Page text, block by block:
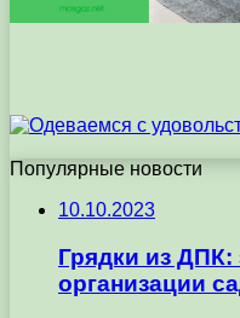
Популярные новости
10.10.2023
Грядки из
организации